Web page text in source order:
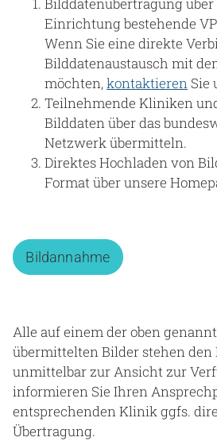
Bilddatenübertragung
Einrichtung bestehende
Wenn Sie eine direkte
Bilddatenaustausch mit
möchten,kontaktieren Sie
Teilnehmende Kliniken
Bilddaten über das
Netzwerk übermitteln.
Direktes Hochladen von
Format über unsere
Bildannahme
Alle auf einem der oben
übermittelten Bilder stehen
unmittelbar zur Ansicht zur
informieren Sie Ihren
entsprechenden Klinik ggfs.
Übertragung.